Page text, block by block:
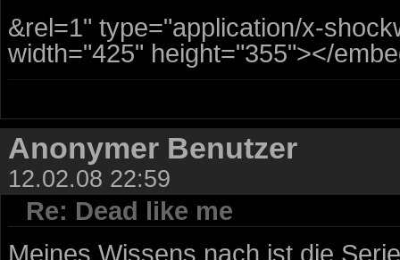
&rel=1" type="application/x-
width="425" height="355"></
Anonymer Benutzer
12.02.08 22:59
Re: Dead like me
Meines Wissens nach ist die